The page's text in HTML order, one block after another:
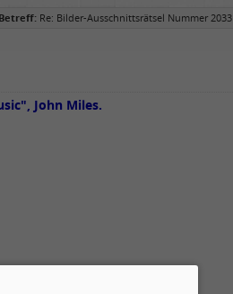
Betreff: Re: Bilder-Ausschnittsrätsel Nummer 2033
John Miles.